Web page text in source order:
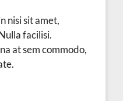
nisi sit amet,
facilisi.
at sem commodo,